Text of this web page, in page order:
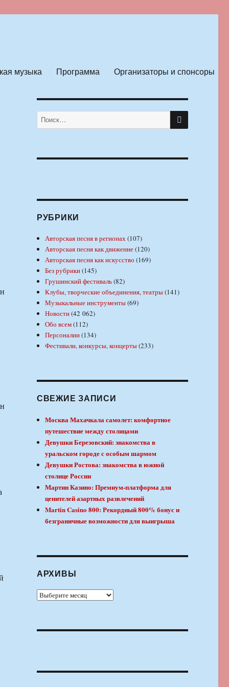
музыка Программа Организаторы и спонсоры
Искать: ПОИСК
РУБРИКИ
Авторская песня в регионах(107)
Авторская песня как движение(120)
Авторская песня как искусство (169)
Без рубрики(145)
Грушинский фестиваль(82)
Клубы, творческие объединения, театры(141)
Музыкальные инструменты(69)
Новости(42 062)
Обо всем(112)
Персоналии(134)
Фестивали, конкурсы, концерты(233)
СВЕЖИЕ ЗАПИСИ
Москва Махачкала самолет: комфортное
путешествие между столицами
Девушки Березовский: знакомства в
уральском городе с особым шармом
Девушки Ростова: знакомства в южной
столице России
Мартин Казино: Премиум-платформа для
ценителей азартных развлечений
Martin Casino 800: Рекордный 800% бонус и
безграничные возможности для выигрыша
АРХИВЫ
Архивы